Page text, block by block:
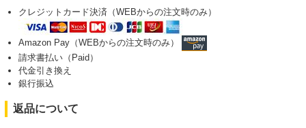
クレジットカード決済（WEBからの注文時のみ）
Amazon Pay（WEBからの注文時のみ）
請求書払い（Paid）
代金引き換え
銀行振込
返品について